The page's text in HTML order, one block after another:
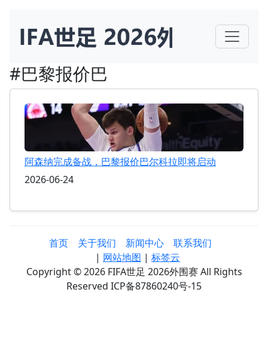
#巴黎报价巴
阿森纳完成备战，巴黎报价巴尔科拉即将启动
2026-06-24
首页 关于我们 新闻中心
联系我们
| 网站地图 | 标签云
Copyright © 2026 FIFA世足 2026外围赛 All Rights
Reserved ICP备87860240号-15